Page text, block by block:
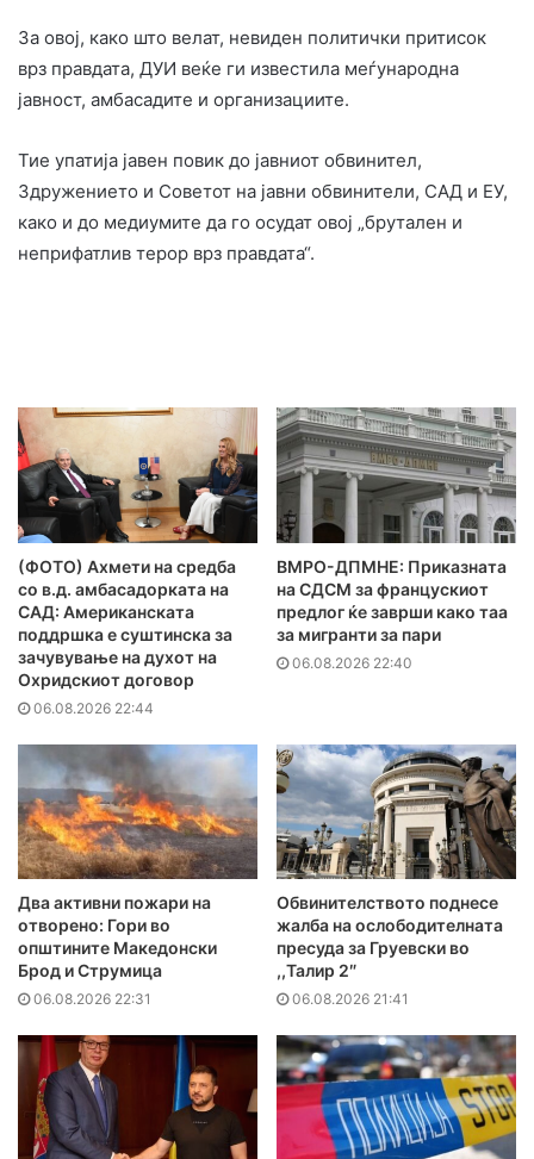
За овој, како што велат, невиден политички притисок
врз правдата, ДУИ веќе ги известила меѓународна
јавност, амбасадите и организациите.
Тие упатија јавен повик до јавниот обвинител,
Здружението и Советот на јавни обвинители, САД и ЕУ,
како и до медиумите да го осудат овој „брутален и
неприфатлив терор врз правдата“.
(ФОТО) Ахмети на средба
со в.д. амбасадорката на
САД: Американската
поддршка е суштинска за
зачувување на духот на
Охридскиот договор
06.08.2026 22:44
ВМРО-ДПМНЕ: Приказната
на СДСМ за францускиот
предлог ќе заврши како таа
за мигранти за пари
06.08.2026 22:40
Два активни пожари на
отворено: Гори во
општините Македонски
Брод и Струмица
06.08.2026 22:31
Обвинителството поднесе
жалба на ослободителната
пресуда за Груевски во
,,Талир 2″
06.08.2026 21:41